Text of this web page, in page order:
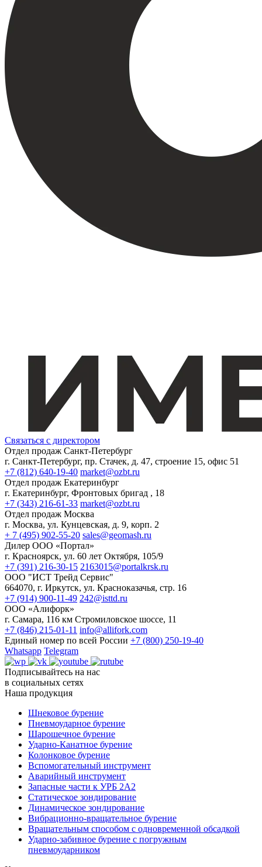
Связаться с директором
Отдел продаж Санкт-Петербург
г. Санкт-Петербург, пр. Стачек, д. 47, строение 15, офис 51
+7 (812) 640-19-40 market@ozbt.ru
Отдел продаж Екатеринбург
г. Екатеринбург, Фронтовых бригад , 18
+7 (343) 216-61-33 market@ozbt.ru
Отдел продаж Москва
г. Москва, ул. Кунцевская, д. 9, корп. 2
+ 7 (495) 902-55-20 sales@geomash.ru
Дилер ООО «Портал»
г. Красноярск, ул. 60 лет Октября, 105/9
+7 (391) 216-30-15 2163015@portalkrsk.ru
ООО "ИСТ Трейд Сервис"
664070, г. Иркутск, ул. Красноказачья, стр. 16
+7 (914) 900-11-49 242@isttd.ru
ООО «Алифорк»
г. Самара, 116 км Стромиловское шоссе, 11
+7 (846) 215-01-11 info@allifork.com
Единый номер по всей России +7 (800) 250-19-40
Whatsapp Telegram
Подписывайтесь на нас
в социальных сетях
Наша продукция
Шнековое бурение
Пневмоударное бурение
Шарошечное бурение
Ударно-Канатное бурение
Колонковое бурение
Вспомогательный инструмент
Аварийный инструмент
Запасные части к УРБ 2А2
Статическое зондирование
Динамическое зондирование
Вибрационно-вращательное бурение
Вращательным способом с одновременной обсадкой
Ударно-забивное бурение с погружным
пневмоударником